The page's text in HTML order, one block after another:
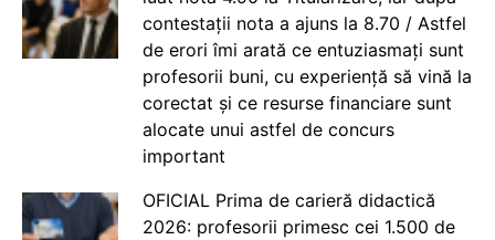
contestații nota a ajuns la 8.70 / Astfel
de erori îmi arată ce entuziasmați sunt
profesorii buni, cu experiență să vină la
corectat și ce resurse financiare sunt
alocate unui astfel de concurs
important
OFICIAL Prima de carieră didactică
2026: profesorii primesc cei 1.500 de